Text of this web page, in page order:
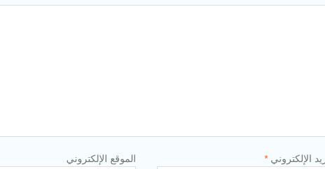
الإلكتروني * الموقع الإلكتروني